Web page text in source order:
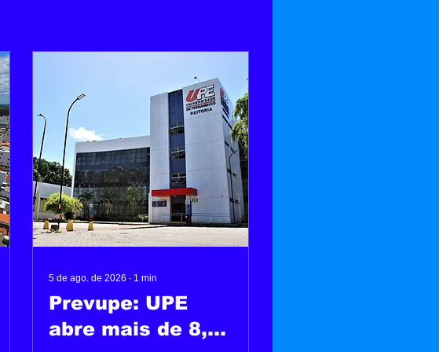
5 de ago. de 2026 ∙ 1 min
Prevupe: UPE
abre mais de 8,4